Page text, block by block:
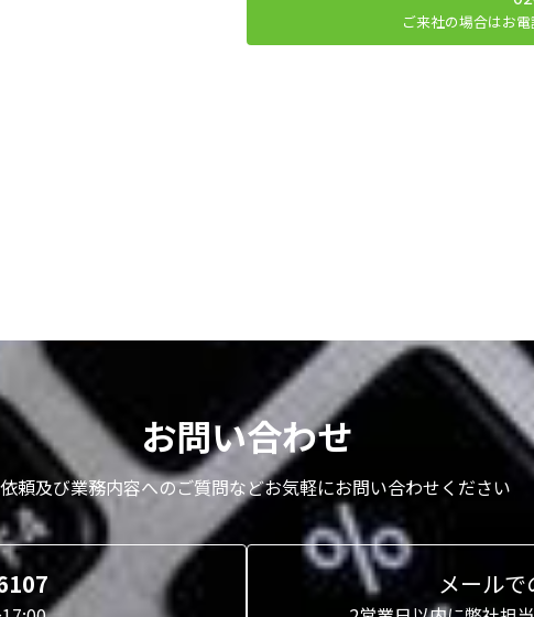
ご来社の場合はお
お問い合わせ
頼及び業務内容へのご質問などお気軽にお問い合わせください
メール